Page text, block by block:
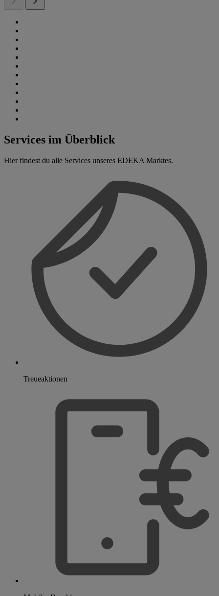
Services im Überblick
Hier findest du alle Services unseres EDEKA Marktes.
Treueaktionen